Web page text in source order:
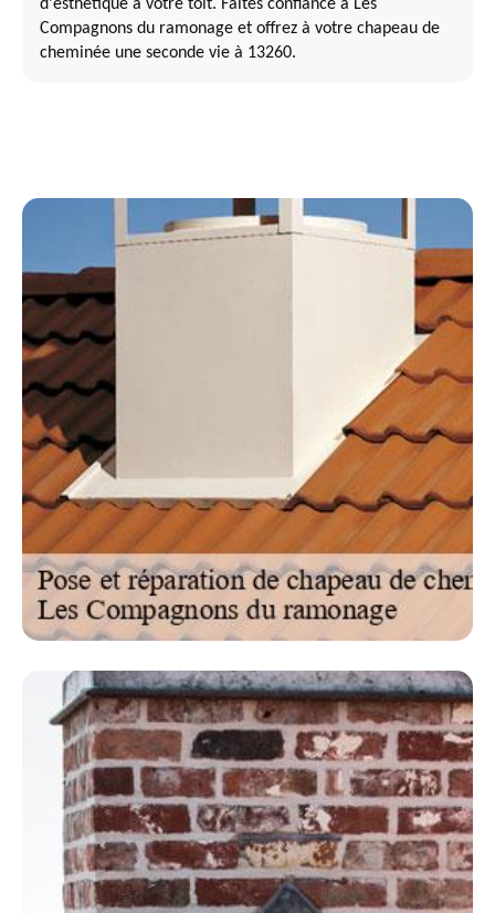
d'esthétique à votre toit. Faites confiance à Les
Compagnons du ramonage et offrez à votre chapeau de
cheminée une seconde vie à 13260.